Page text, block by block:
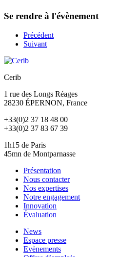
Se rendre à l'évènement
Précédent
Suivant
Cerib
1 rue des Longs Réages
28230 ÉPERNON, France
+33(0)2 37 18 48 00
+33(0)2 37 83 67 39
1h15 de Paris
45mn de Montparnasse
Présentation
Nous contacter
Nos expertises
Notre engagement
Innovation
Évaluation
News
Espace presse
Evènements